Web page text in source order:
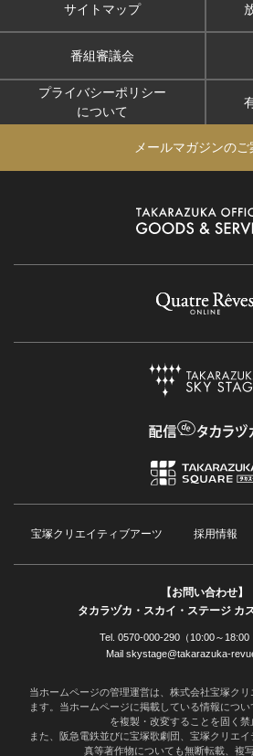
サイトマップ
番組審議会
プライバシーポリシー
について
メールマガジンのご
宝塚クリエイティブアーツ 採用情報
【お問い合わせ】
タカラヅカ・スカイ・ステージ カ
Tel. 0570-000-290（10:00～
Mail skystage@takarazuka-
当ホームページの管理運営は、株式会社宝塚ク
ます。当ホームページに掲載している情報につ
を複製・改変することを固く禁
また、阪急電鉄並びに宝塚歌劇団、宝塚クリエ
真等著作物についても無断転載、複